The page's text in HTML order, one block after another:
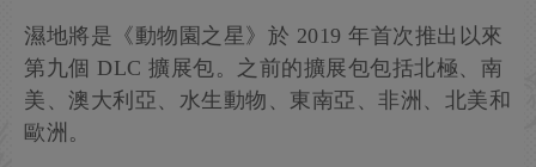
濕地將是《動物園之星》於 2019 年首次推出以來
第九個 DLC 擴展包。之前的擴展包包括北極、南
美、澳大利亞、水生動物、東南亞、非洲、北美和
歐洲。